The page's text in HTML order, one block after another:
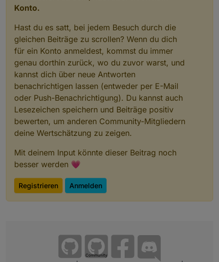
Konto.
Hast du es satt, bei jedem Besuch durch die
gleichen Beiträge zu scrollen? Wenn du dich
für ein Konto anmeldest, kommst du immer
genau dorthin zurück, wo du zuvor warst, und
kannst dich über neue Antworten
benachrichtigen lassen (entweder per E-Mail
oder Push-Benachrichtigung). Du kannst auch
Lesezeichen speichern und Beiträge positiv
bewerten, um anderen Community-Mitgliedern
deine Wertschätzung zu zeigen.
Mit deinem Input könnte dieser Beitrag noch
besser werden 💗
Registrieren Anmelden
Community